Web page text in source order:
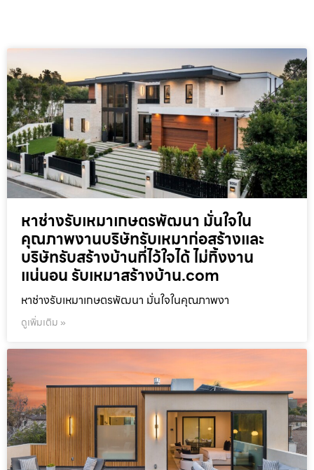
หาช่างรับเหมาเกษตรพัฒนา มั่นใจใน
คุณภาพงานบริษัทรับเหมาก่อสร้างและ
บริษัทรับสร้างบ้านที่ไว้ใจได้ ไม่ทิ้งงาน
แน่นอน รับเหมาสร้างบ้าน.com
หาช่างรับเหมาเกษตรพัฒนา มั่นใจในคุณภาพงา
ดูเพิ่มเติม »